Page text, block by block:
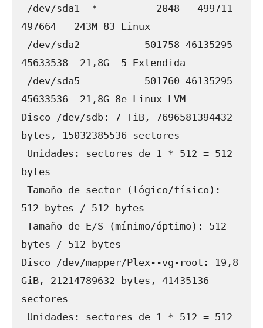
497664   243M 83 Linux
45633538  21,8G  5 Extendida
45633536  21,8G 8e Linux LVM
Disco /dev/sdb: 7 TiB, 7696581394432
bytes, 15032385536 sectores
bytes
512 bytes / 512 bytes
bytes / 512 bytes
Disco /dev/mapper/Plex--vg-root: 19,8
GiB, 21214789632 bytes, 41435136
sectores